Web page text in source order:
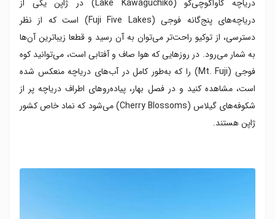
دریاچه کاواگوچی‌کو (Lake Kawaguchiko) در ژاپن یکی از
دریاچه‌های پنج‌گانه فوجی (Fuji Five Lakes) است که از نظر
دسترسی، از توکیو راحت‌تر می‌توان به آن رسید و قطعا زیباترین آن‌ها
به شمار می‌رود. در روزهایی که هوا صاف و آفتابی است، می‌توانید کوه
فوجی (Mt. Fuji) را که به‌طور کامل در آب‌های دریاچه منعکس شده
است، مشاهده کنید و در فصل بهار، پیاده‌روهای اطراف دریاچه پر از
شکوفه‌های گیلاس (Cherry Blossoms) می‌شود که نماد خاص کشور
ژاپن هستند.